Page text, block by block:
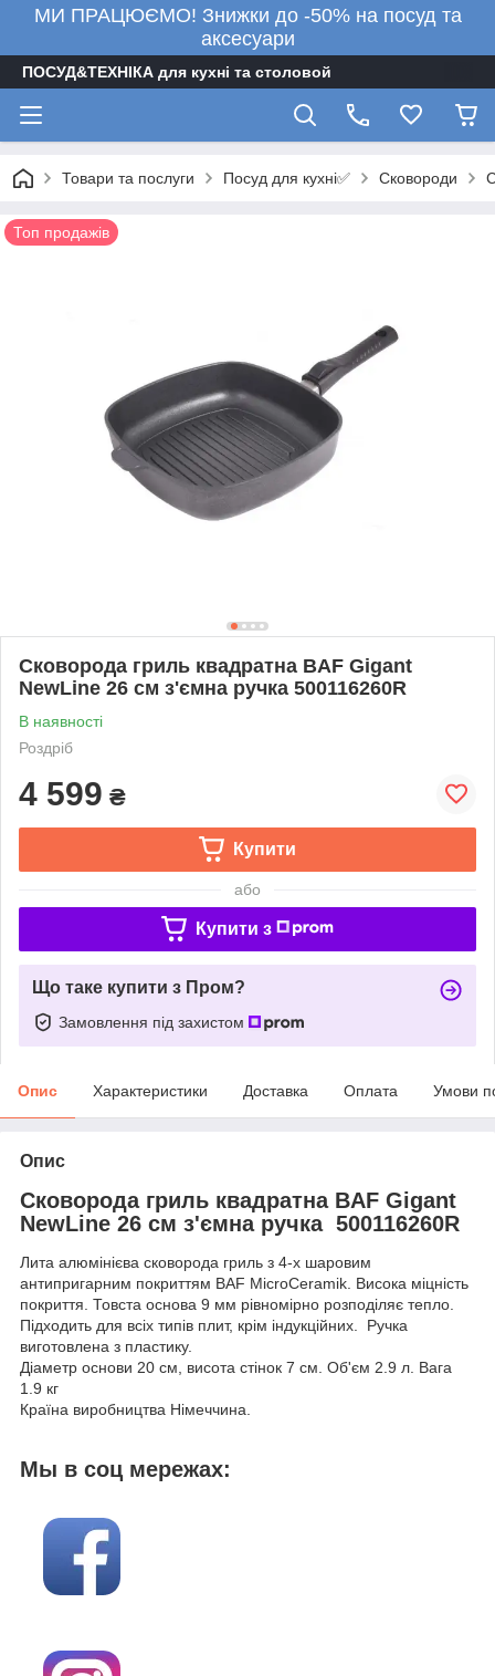
МИ ПРАЦЮЄМО! Знижки до -50% на посуд та
аксесуари
ПОСУД&ТЕХНІКА для кухні та столовой
Товари та послуги Посуд для кухні✅ Сковороди
Топ продажів
Сковорода гриль квадратна BAF Gigant
NewLine 26 см з'ємна ручка 500116260R
В наявності
Роздріб
4 599 ₴
Купити
або
Купити з
Що таке купити з Пром?
Замовлення під захистом
Опис Характеристики Доставка Оплата Умови
Опис
Сковорода гриль квадратна BAF Gigant
NewLine 26 см з'ємна ручка 500116260R
Лита алюмінієва сковорода гриль з 4-х шаровим
антипригарним покриттям BAF MicroCeramik. Висока міцність
покриття. Товста основа 9 мм рівномірно розподіляє тепло.
Підходить для всіх типів плит, крім індукційних. Ручка
виготовлена з пластику.
Діаметр основи 20 см, висота стінок 7 см. Об'єм 2.9 л. Вага
1.9 кг
Країна виробництва Німеччина.
Мы в соц мережах: